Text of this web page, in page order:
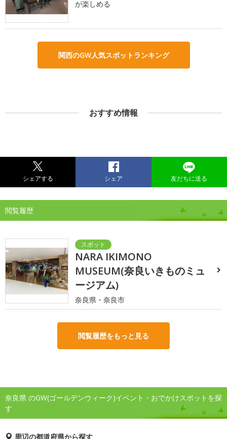
が楽しめる
関西のGW人気スポットランキング
おすすめ情報
シェアする シェア 友だちに送る
閲覧履歴
NARA IKIMONO
MUSEUM(奈良いきものミュ
ージアム)
奈良県・奈良市
閲覧履歴をもっと見る
奈良県 のGW(ゴールデンウィーク)イベント・おでかけスポットを探
す
周辺の都道府県から探す